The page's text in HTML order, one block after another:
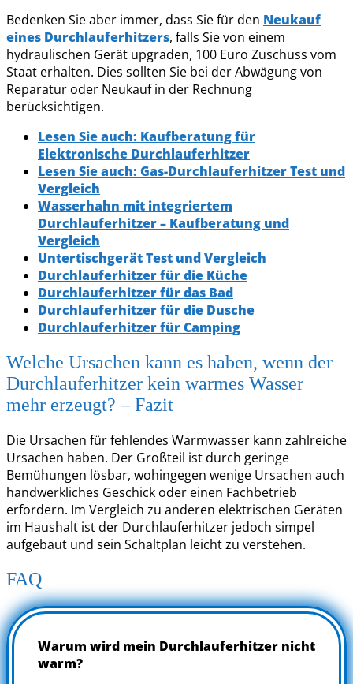
Bedenken Sie aber immer, dass Sie für den Neukauf
eines Durchlauferhitzers, falls Sie von einem
hydraulischen Gerät upgraden, 100 Euro Zuschuss vom
Staat erhalten. Dies sollten Sie bei der Abwägung von
Reparatur oder Neukauf in der Rechnung
berücksichtigen.
Lesen Sie auch: Kaufberatung für
Elektronische Durchlauferhitzer
Lesen Sie auch: Gas-Durchlauferhitzer Test und
Vergleich
Wasserhahn mit integriertem
Durchlauferhitzer – Kaufberatung und
Vergleich
Untertischgerät Test und Vergleich
Durchlauferhitzer für die Küche
Durchlauferhitzer für das Bad
Durchlauferhitzer für die Dusche
Durchlauferhitzer für Camping
Welche Ursachen kann es haben, wenn der
Durchlauferhitzer kein warmes Wasser
mehr erzeugt? – Fazit
Die Ursachen für fehlendes Warmwasser kann zahlreiche
Ursachen haben. Der Großteil ist durch geringe
Bemühungen lösbar, wohingegen wenige Ursachen auch
handwerkliches Geschick oder einen Fachbetrieb
erfordern. Im Vergleich zu anderen elektrischen Geräten
im Haushalt ist der Durchlauferhitzer jedoch simpel
aufgebaut und sein Schaltplan leicht zu verstehen.
FAQ
Warum wird mein Durchlauferhitzer nicht
warm?